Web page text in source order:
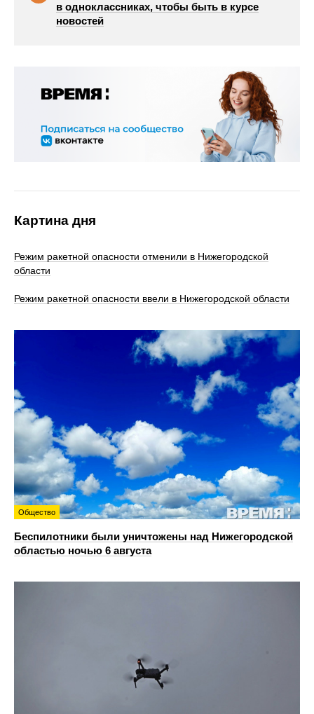
в одноклассниках, чтобы быть в курсе
новостей
Картина дня
Режим ракетной опасности отменили в Нижегородской
области
Режим ракетной опасности ввели в Нижегородской области
Общество
Беспилотники были уничтожены над Нижегородской
областью ночью 6 августа